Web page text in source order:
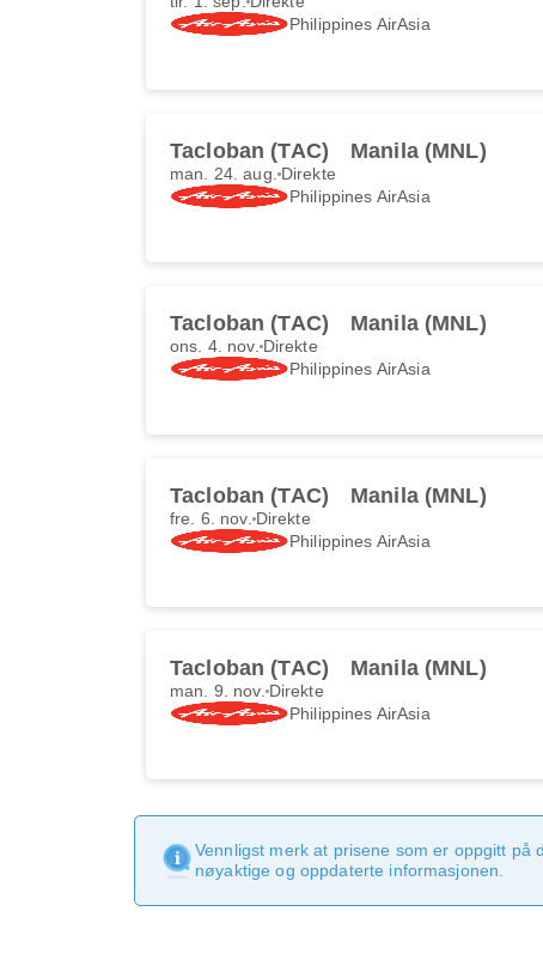
Philippines AirAsia
Tacloban (TAC) Manila (MNL)
man. 24. aug. Direkte
Philippines AirAsia
Tacloban (TAC) Manila (MNL)
ons. 4. nov. Direkte
Philippines AirAsia
Tacloban (TAC) Manila (MNL)
fre. 6. nov. Direkte
Philippines AirAsia
Tacloban (TAC) Manila (MNL)
man. 9. nov. Direkte
Philippines AirAsia
Vennligst merk at prisene som er oppgitt
nøyaktige og oppdaterte informasjonen.